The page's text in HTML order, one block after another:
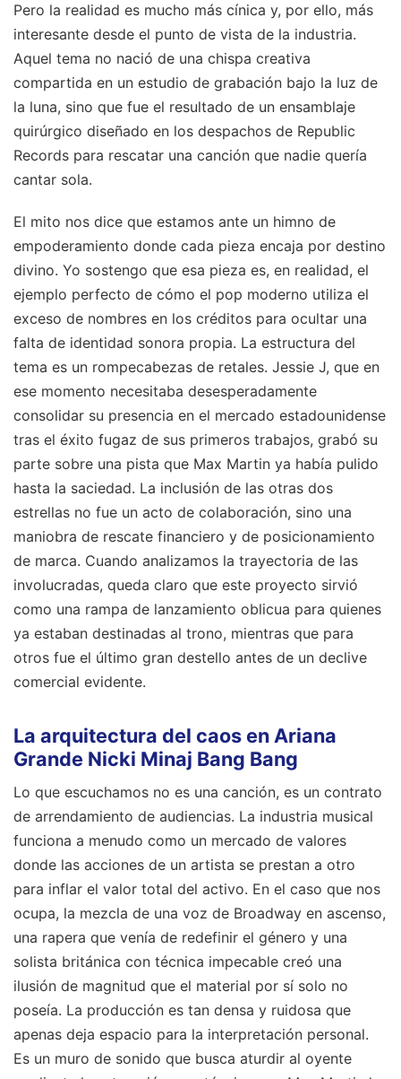
Pero la realidad es mucho más cínica y, por ello, más
interesante desde el punto de vista de la industria.
Aquel tema no nació de una chispa creativa
compartida en un estudio de grabación bajo la luz de
la luna, sino que fue el resultado de un ensamblaje
quirúrgico diseñado en los despachos de Republic
Records para rescatar una canción que nadie quería
cantar sola.
El mito nos dice que estamos ante un himno de
empoderamiento donde cada pieza encaja por destino
divino. Yo sostengo que esa pieza es, en realidad, el
ejemplo perfecto de cómo el pop moderno utiliza el
exceso de nombres en los créditos para ocultar una
falta de identidad sonora propia. La estructura del
tema es un rompecabezas de retales. Jessie J, que en
ese momento necesitaba desesperadamente
consolidar su presencia en el mercado estadounidense
tras el éxito fugaz de sus primeros trabajos, grabó su
parte sobre una pista que Max Martin ya había pulido
hasta la saciedad. La inclusión de las otras dos
estrellas no fue un acto de colaboración, sino una
maniobra de rescate financiero y de posicionamiento
de marca. Cuando analizamos la trayectoria de las
involucradas, queda claro que este proyecto sirvió
como una rampa de lanzamiento oblicua para quienes
ya estaban destinadas al trono, mientras que para
otros fue el último gran destello antes de un declive
comercial evidente.
La arquitectura del caos en Ariana
Grande Nicki Minaj Bang Bang
Lo que escuchamos no es una canción, es un contrato
de arrendamiento de audiencias. La industria musical
funciona a menudo como un mercado de valores
donde las acciones de un artista se prestan a otro
para inflar el valor total del activo. En el caso que nos
ocupa, la mezcla de una voz de Broadway en ascenso,
una rapera que venía de redefinir el género y una
solista británica con técnica impecable creó una
ilusión de magnitud que el material por sí solo no
poseía. La producción es tan densa y ruidosa que
apenas deja espacio para la interpretación personal.
Es un muro de sonido que busca aturdir al oyente